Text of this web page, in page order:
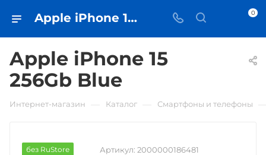
Apple iPhone 15 256Gb Blue • купить в Самаре - iЧехол 0
Apple iPhone 15
256Gb Blue
Интернет-магазин Каталог Смартфоны и телефоны
без RuStore Артикул: 2000000186481